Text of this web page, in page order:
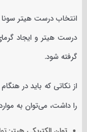
انتخاب درست هیتر سونا
درست هیتر و ایجاد
گرفته شود.
از نکاتی که باید در
را داشت، می‌توان به